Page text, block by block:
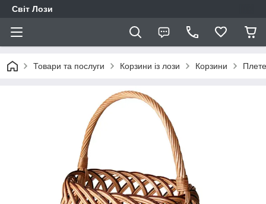
Світ Лози
Товари та послуги Корзини із лози Корзини